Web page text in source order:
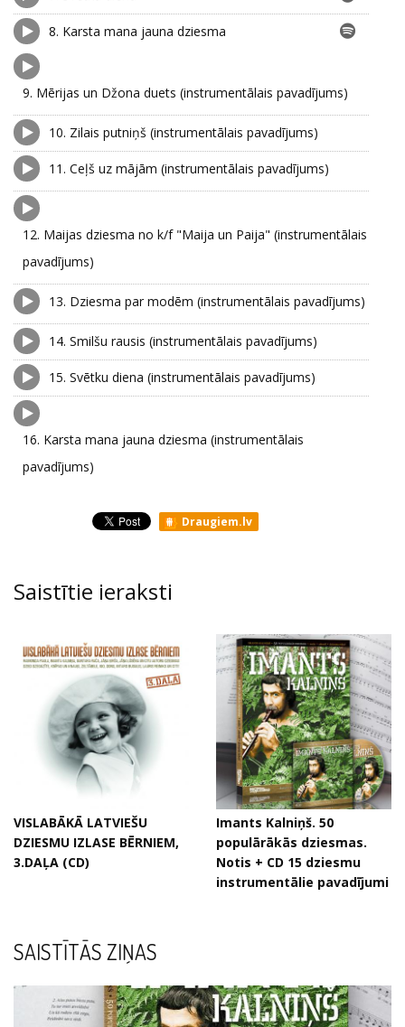
8. Karsta mana jauna dziesma
9. Mērijas un Džona duets (instrumentālais pavadījums)
10. Zilais putniņš (instrumentālais pavadījums)
11. Ceļš uz mājām (instrumentālais pavadījums)
12. Maijas dziesma no k/f "Maija un Paija" (instrumentālais
pavadījums)
13. Dziesma par modēm (instrumentālais pavadījums)
14. Smilšu rausis (instrumentālais pavadījums)
15. Svētku diena (instrumentālais pavadījums)
16. Karsta mana jauna dziesma (instrumentālais
pavadījums)
Draugiem.lv
Saistītie ieraksti
VISLABĀKĀ LATVIEŠU
DZIESMU IZLASE BĒRNIEM,
3.DAĻA (CD)
Imants Kalniņš. 50
populārākās dziesmas.
Notis + CD 15 dziesmu
instrumentālie pavadījumi
SAISTĪTĀS ZIŅAS